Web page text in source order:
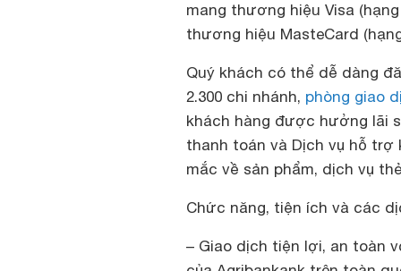
mang thương hiệu Visa
thương hiệu MasteCard
Quý khách có thể dễ dàng
2.300 chi nhánh, phòng giao
khách hàng được hưởng lãi
thanh toán và Dịch vụ hỗ trợ
mắc về sản phẩm, dịch vụ
Chức năng, tiện ích và các
– Giao dịch tiện lợi, an toàn